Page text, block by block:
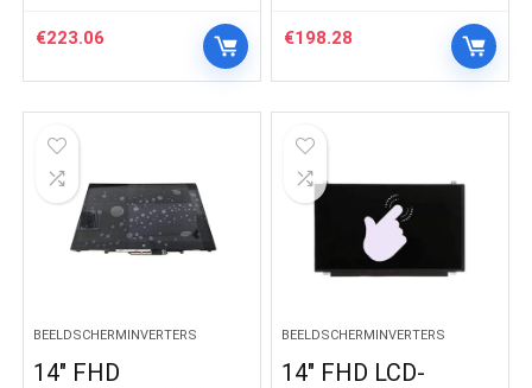
€223.06 €198.28
BEELDSCHERMINVERTERS
14″ FHD
BEELDSCHERMINVERTERS
14″ FHD LCD-